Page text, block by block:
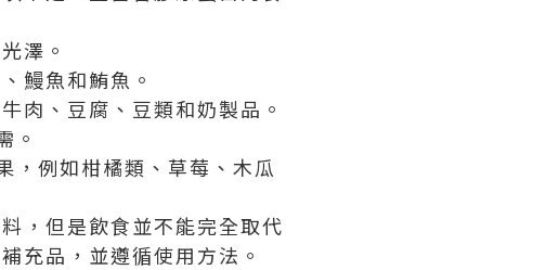
澤。
鰻魚和鮪魚。
肉、豆腐、豆類和奶製品。
。
，例如柑橘類、草莓、木瓜
，但是飲食並不能完全取代
充品，並遵循使用方法。